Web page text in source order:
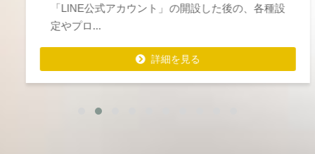
「LINE公式アカウント」の開設した後の、各種設
定やプロ...
詳細を見る
詳細を見る